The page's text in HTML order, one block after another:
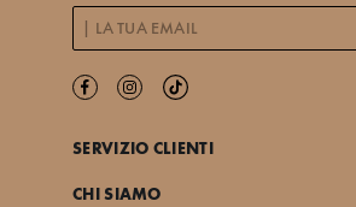
SERVIZIO CLIENTI
CHI SIAMO